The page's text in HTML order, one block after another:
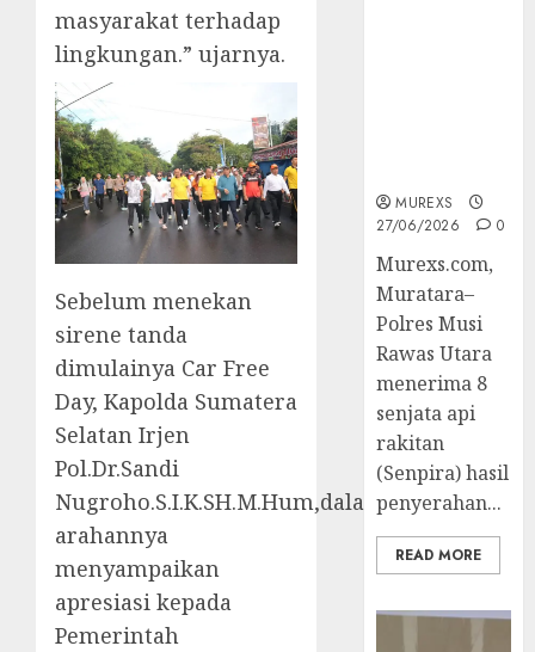
masyarakat terhadap
lingkungan.” ujarnya.
Sebelum menekan
sirene tanda
dimulainya Car Free
Day, Kapolda Sumatera
Selatan Irjen
Pol.Dr.Sandi
Nugroho.S.I.K.SH.M.Hum,dalam
arahannya
menyampaikan
apresiasi kepada
Pemerintah
MUREXS
27/06/2026
0
Murexs.com,
Muratara–
Polres Musi
Rawas Utara
menerima 8
senjata api
rakitan
(Senpira) hasil
penyerahan...
READ MORE